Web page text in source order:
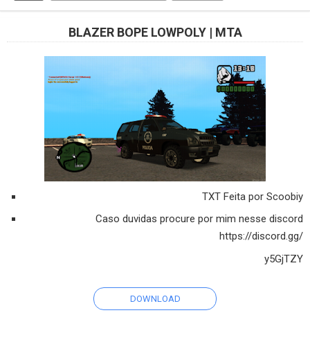
BLAZER BOPE LOWPOLY | MTA
TXT Feita por Scoobiy
Caso duvidas procure por mim nesse discord
https://discord.gg/
y5GjTZY
DOWNLOAD